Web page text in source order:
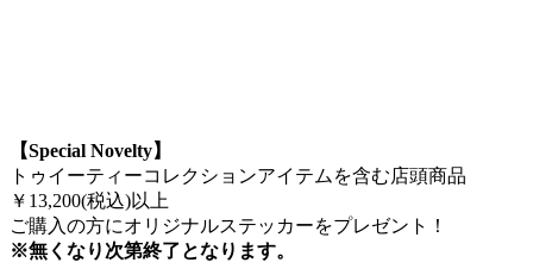
【Special Novelty】
トゥイーティーコレクションアイテムを含む店頭商品
￥13,200(税込)以上
ご購入の方にオリジナルステッカーをプレゼント！
※無くなり次第終了となります。